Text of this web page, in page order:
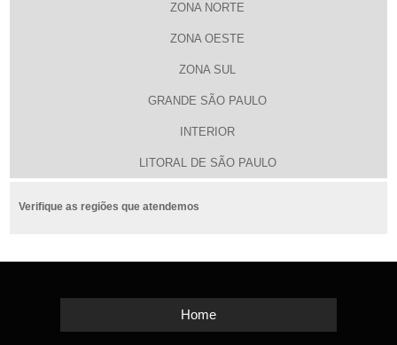
ZONA NORTE
ZONA OESTE
ZONA SUL
GRANDE SÃO PAULO
INTERIOR
LITORAL DE SÃO PAULO
Verifique as regiões que atendemos
Home